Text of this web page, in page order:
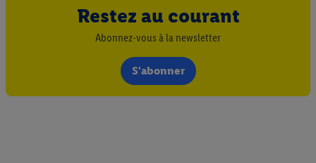
Restez au courant
Abonnez-vous à la newsletter
S'abonner